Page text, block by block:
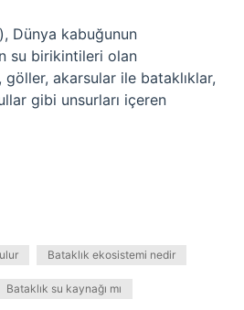
Dünya kabuğunun
su birikintileri olan
akarsular ile bataklıklar,
gibi unsurları içeren
Bataklık ekosistemi nedir
Bataklık su kaynağı mı